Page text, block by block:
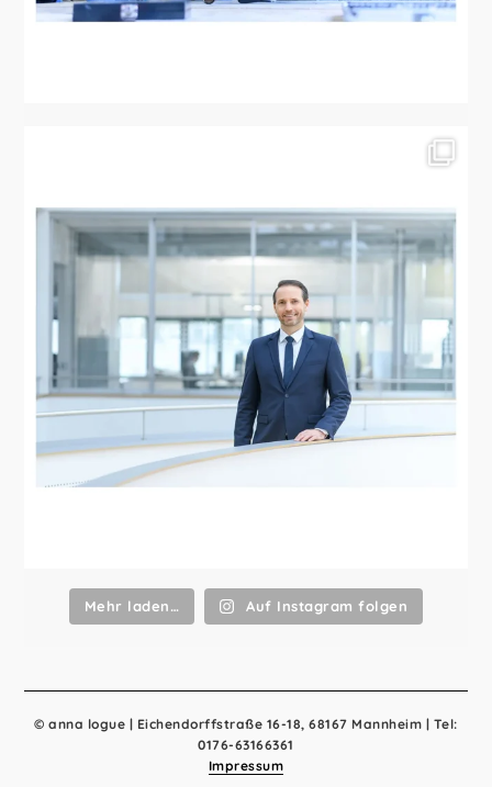
Mehr laden… Auf Instagram folgen
© anna logue | Eichendorffstraße 16-18, 68167 Mannheim | Tel:
0176-63166361
Impressum